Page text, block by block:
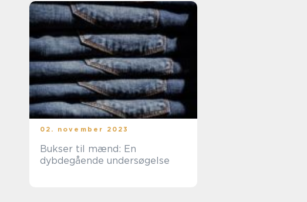
02. november 2023
Bukser til mænd: En
dybdegående undersøgelse